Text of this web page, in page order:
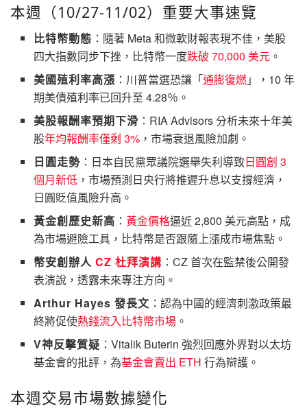
本週（10/27-11/02）重要大事速覽
比特幣動態 ：隨著 Meta 和微軟財報表現不佳，美股
四大指數同步下挫，比特幣一度跌破 70,000 美元 。
美國殖利率高漲 ：川普當選恐讓「通膨復燃」，10 年
期美債殖利率已回升至 4.28％。
美股報酬率預期下滑 ：RIA Advisors 分析未來十年美
股年均報酬率僅剩 3% ，市場衰退風險加劇。
日圓走勢 ：日本自民黨眾議院選舉失利導致日圓創 3
個月新低 ，市場預測日央行將推遲升息以支撐經濟，
日圓貶值風險升高。
黃金創歷史新高 ： 黃金價格逼近 2,800 美元高點，成
為市場避險工具，比特幣是否跟隨上漲成市場焦點。
幣安創辦人 CZ 杜拜演講 ：CZ 首次在監禁後公開發
表演說，透露未來專注方向。
Arthur Hayes 發長文 ：認為中國的經濟刺激政策最
終將促使熱錢流入比特幣市場 。
V神反擊質疑 ：Vitalik Buterin 強烈回應外界對以太坊
基金會的批評，為基金會賣出 ETH 行為辯護。
本週交易市場數據變化